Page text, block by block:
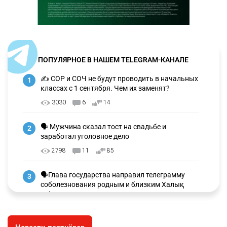
ПОПУЛЯРНОЕ В НАШЕМ TELEGRAM-КАНАЛЕ
1
✍️ СОР и СОЧ не будут проводить в начальных
классах с 1 сентября. Чем их заменят?
3030 6 14
2
🗣 Мужчина сказал тост на свадьбе и
заработал уголовное дело
2798 11 85
3
🗣Глава государства направил телеграмму
соболезнования родным и близким Халық
қаһарманы Ивана Гапича